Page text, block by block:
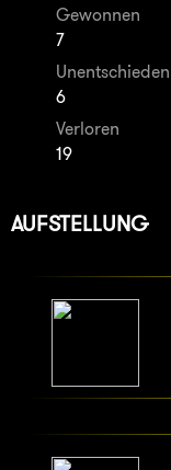
Gewonnen
7
Unentschieden
6
Verloren
19
AUFSTELLUNG